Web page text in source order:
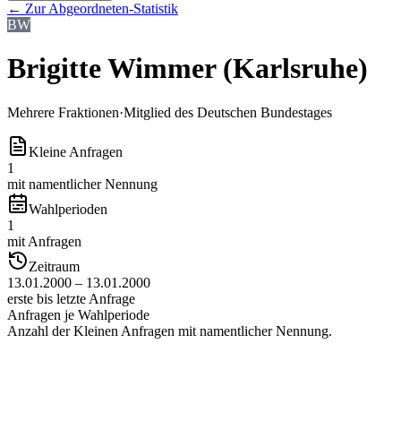
← Zur Abgeordneten-Statistik
BW
Brigitte Wimmer (Karlsruhe)
Mehrere Fraktionen·Mitglied des Deutschen Bundestages
Kleine Anfragen
1
mit namentlicher Nennung
Wahlperioden
1
mit Anfragen
Zeitraum
13.01.2000 – 13.01.2000
erste bis letzte Anfrage
Anfragen je Wahlperiode
Anzahl der Kleinen Anfragen mit namentlicher Nennung.